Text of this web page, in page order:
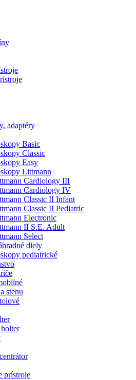
adaptéry
Basic
Classic
Easy
Littmann
Cardiology III
Cardiology IV
Classic II Infant
Classic II Pediatric
Electronic
II S.E. Adult
Select
diely
pediatrické
stenu
prístroje